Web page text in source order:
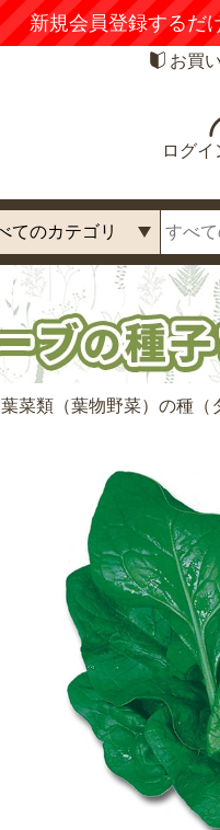
新規会員登録するだ
お買
ログ
葉菜類（葉物野菜）の種（